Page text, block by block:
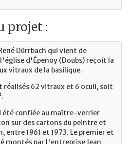
projet :
Dürrbach qui vient de
d'Épenoy (Doubs) reçoit la
vitraux de la basilique.
réalisés 62 vitraux et 6 oculi, soit
été confiée au maître-verrier
sur des cartons du peintre et
entre 1961 et 1973. Le premier et
montés par l'entreprise Jean